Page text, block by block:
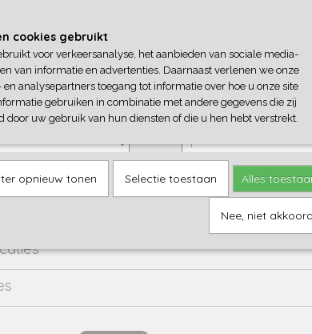
Seven
(inclusief btw 21%)
Aantal
WINKELWAGEN
leverancier
cookies gebruikt
voor verkeersanalyse, het aanbieden van sociale media-
van informatie en advertenties. Daarnaast verlenen we onze
analysepartners toegang tot informatie over hoe u onze site
gebruiken in combinatie met andere gegevens die zij
uw gebruik van hun diensten of die u hen hebt verstrekt.
opnieuw tonen Selectie toestaan Alles
Nee, niet akkoord